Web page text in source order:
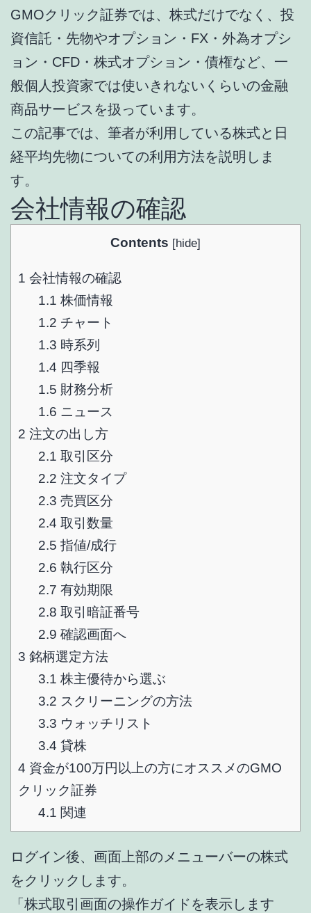
GMOクリック証券では、株式だけでなく、投
資信託・先物やオプション・FX・外為オプシ
ョン・CFD・株式オプション・債権など、一
般個人投資家では使いきれないくらいの金融
商品サービスを扱っています。
この記事では、筆者が利用している株式と日
経平均先物についての利用方法を説明しま
す。
会社情報の確認
Contents [hide]
1 会社情報の確認
1.1 株価情報
1.2 チャート
1.3 時系列
1.4 四季報
1.5 財務分析
1.6 ニュース
2 注文の出し方
2.1 取引区分
2.2 注文タイプ
2.3 売買区分
2.4 取引数量
2.5 指値/成行
2.6 執行区分
2.7 有効期限
2.8 取引暗証番号
2.9 確認画面へ
3 銘柄選定方法
3.1 株主優待から選ぶ
3.2 スクリーニングの方法
3.3 ウォッチリスト
3.4 貸株
4 資金が100万円以上の方にオススメのGMO
クリック証券
4.1 関連
ログイン後、画面上部のメニューバーの株式
をクリックします。
「株式取引画面の操作ガイドを表示します